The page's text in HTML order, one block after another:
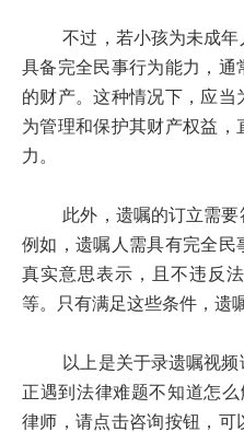
不过，若小孩为未成年
具备完全民事行为能力，通
的财产。这种情况下，应
为管理和保护其财产权益
力。
此外，遗嘱的订立需要符
例如，遗嘱人需具有完全民
真实意思表示，且不违反
等。只有满足这些条件，遗
以上是关于录遗嘱视频
正遇到法律难题不知道怎
律师，请点击咨询按钮，可